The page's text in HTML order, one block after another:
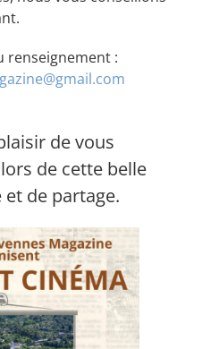
renseignement :
de vous
de cette belle
de partage.